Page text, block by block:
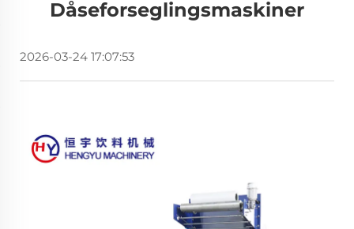
Dåseforseglingsmaskiner
2026-03-24 17:07:53